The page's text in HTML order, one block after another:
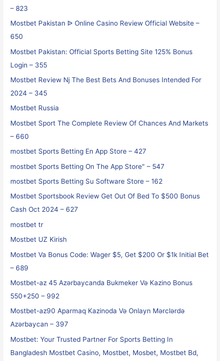
– 823
Mostbet Pakistan ᐉ Online Casino Review Official Website –
650
Mostbet Pakistan: Official Sports Betting Site 125% Bonus
Login – 355
Mostbet Review Nj The Best Bets And Bonuses Intended For
2024 – 345
Mostbet Russia
Mostbet Sport The Complete Review Of Chances And Markets
– 660
‎mostbet Sports Betting En App Store – 427
‎mostbet Sports Betting On The App Store" – 547
‎mostbet Sports Betting Su Software Store – 162
Mostbet Sportsbook Review Get Out Of Bed To $500 Bonus
Cash Oct 2024 – 627
mostbet tr
Mostbet UZ Kirish
Mostbet Va Bonus Code: Wager $5, Get $200 Or $1k Initial Bet
– 689
Mostbet-az 45 Azərbaycanda Bukmeker Və Kazino Bonus
550+250 – 992
Mostbet-az90 Aparmaq Kazinoda Və Onlayn Mərclərdə
Azərbaycan – 397
Mostbet: Your Trusted Partner For Sports Betting In
Bangladesh Mostbet Casino, Mostbet, Mosbet, Mostbet Bd,